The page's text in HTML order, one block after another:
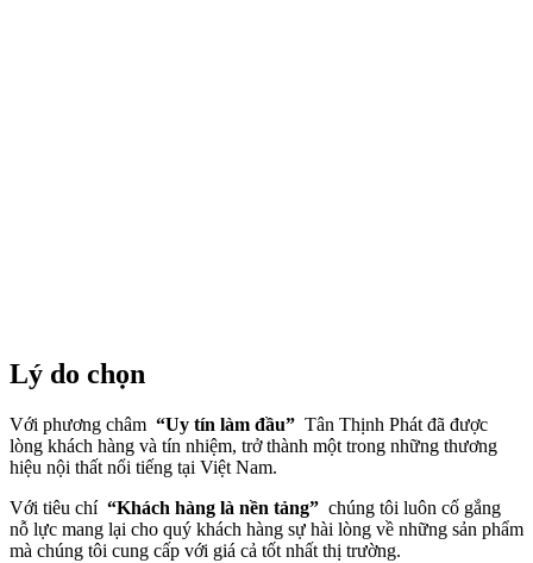
Lý do chọn
Với phương châm “Uy tín làm đầu” Tân Thịnh Phát đã được
lòng khách hàng và tín nhiệm, trở thành một trong những thương
hiệu nội thất nổi tiếng tại Việt Nam.
Với tiêu chí “Khách hàng là nền tảng” chúng tôi luôn cố gắng
nỗ lực mang lại cho quý khách hàng sự hài lòng về những sản phẩm
mà chúng tôi cung cấp với giá cả tốt nhất thị trường.